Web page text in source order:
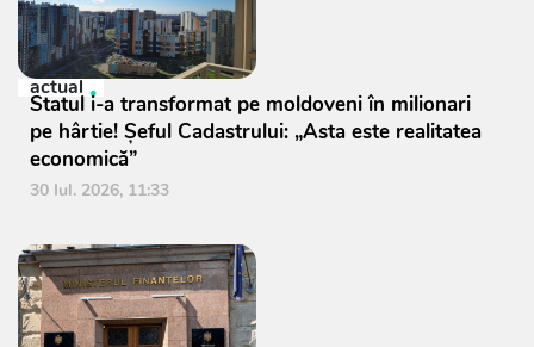
actual
Statul i-a transformat pe moldoveni în milionari
pe hârtie! Șeful Cadastrului: „Asta este realitatea
economică”
30 Iul. 2026, 11:33